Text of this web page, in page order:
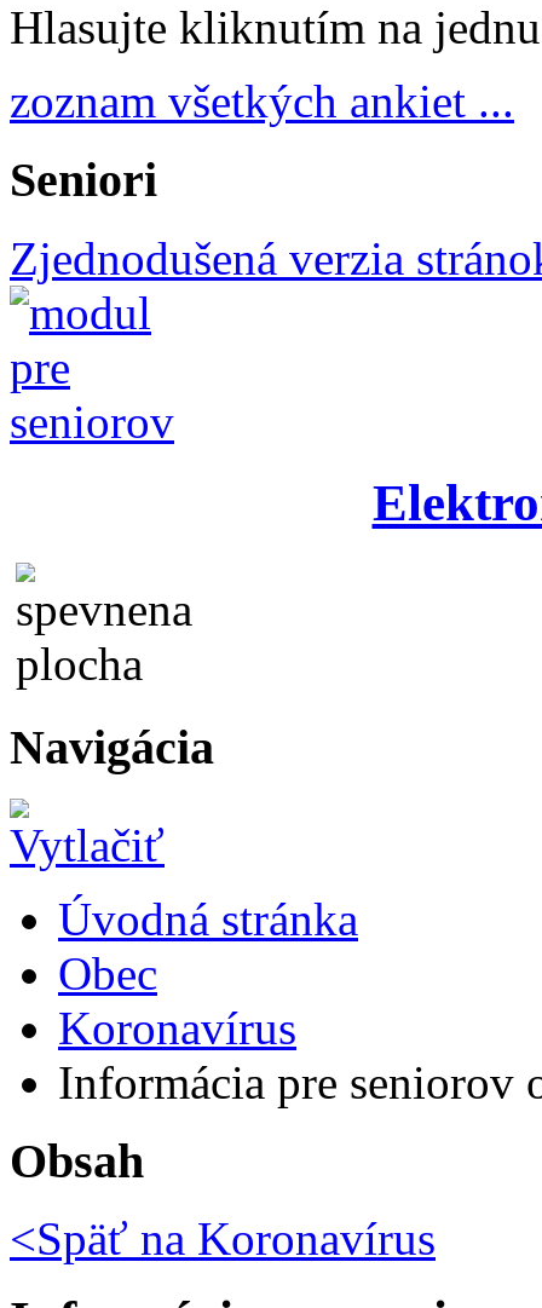
Hlasujte kliknutím na
zoznam všetkých ankiet ...
Seniori
Zjednodušená verzia
Navigácia
Úvodná stránka
Obec
Koronavírus
Informácia pre seniorov
Obsah
<Späť na Koronavírus